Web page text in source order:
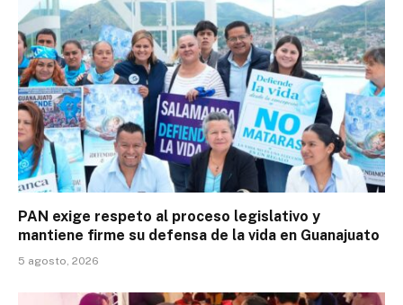
PAN exige respeto al proceso legislativo y
mantiene firme su defensa de la vida en Guanajuato
5 agosto, 2026